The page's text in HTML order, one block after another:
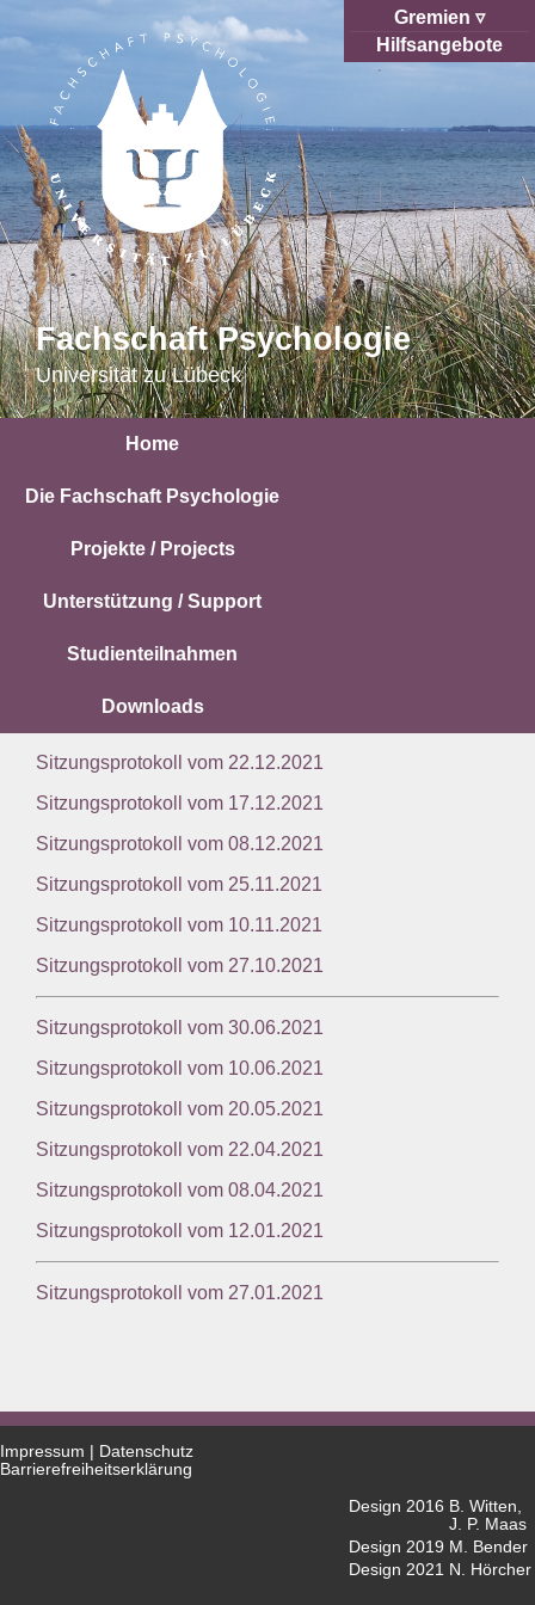
Gremien
Hilfsangebote
Fachschaft Psychologie
Universität zu Lübeck
Home
Die Fachschaft Psychologie
Projekte / Projects
Unterstützung / Support
Studienteilnahmen
Downloads
Sitzungsprotokoll vom 22.12.2021
Sitzungsprotokoll vom 17.12.2021
Sitzungsprotokoll vom 08.12.2021
Sitzungsprotokoll vom 25.11.2021
Sitzungsprotokoll vom 10.11.2021
Sitzungsprotokoll vom 27.10.2021
Sitzungsprotokoll vom 30.06.2021
Sitzungsprotokoll vom 10.06.2021
Sitzungsprotokoll vom 20.05.2021
Sitzungsprotokoll vom 22.04.2021
Sitzungsprotokoll vom 08.04.2021
Sitzungsprotokoll vom 12.01.2021
Sitzungsprotokoll vom 27.01.2021
Impressum | Datenschutz
Barrierefreiheitserklärung
Design 2016 B. Witten,
J. P. Maas
Design 2019 M. Bender
Design 2021 N. Hörcher